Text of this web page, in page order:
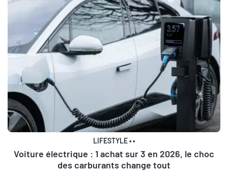
LIFESTYLE••
Voiture électrique : 1 achat sur 3 en 2026, le choc
des carburants change tout